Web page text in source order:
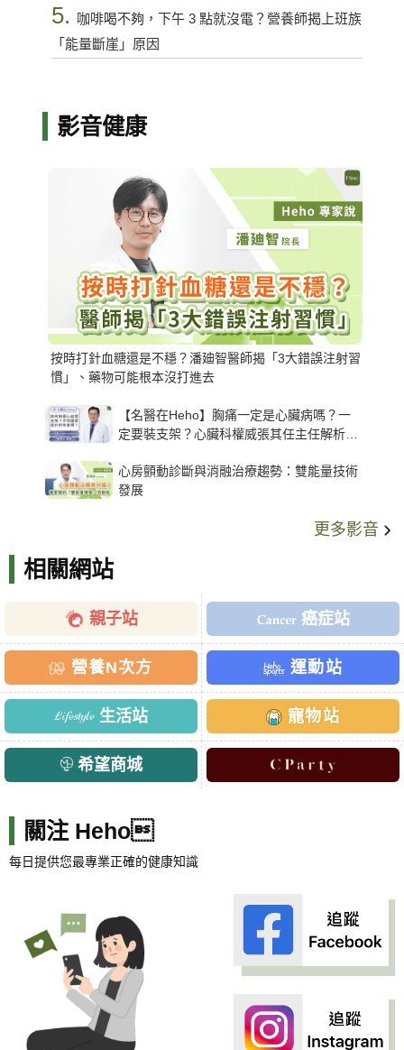
5.
咖啡喝不夠，下午 3 點就沒電？營養師揭上班族
「能量斷崖」原因
影音健康
按時打針血糖還是不穩？潘廸智醫師揭「3大錯誤注射習
慣」、藥物可能根本沒打進去
【名醫在Heho】胸痛一定是心臟病嗎？一
定要裝支架？心臟科權威張其任主任解析支
心房顫動診斷與消融治療趨勢：雙能量技術
發展
更多影音
相關網站
親子站 癌症站
營養N次方 運動站
生活站 寵物站
希望商城
關注 Heho
每日提供您最專業正確的健康知識